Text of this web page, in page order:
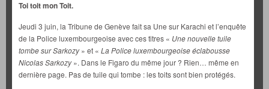
Toi toit mon Toit.
Jeudi 3 juin, la Tribune de Genève fait sa Une sur Karachi et l’enquête
de la Police luxembourgeoise avec ces titres « Une nouvelle tuile
tombe surSarkozy» et « La Police luxembourgeoise éclabousse
Nicolas Sarkozy». Dans le Figaro du même jour ? Rien… même en
dernière page. Pas de tuile qui tombe : les toits sont bien protégés.